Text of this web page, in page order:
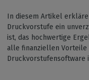
In diesem Artikel
Druckvorstufe ein
ist, das hochwertige
alle finanziellen Vorteile
Druckvorstufensoftware